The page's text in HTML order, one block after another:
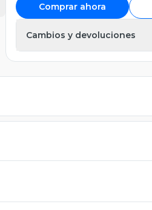
Comprar ahora
Cambios y devoluciones